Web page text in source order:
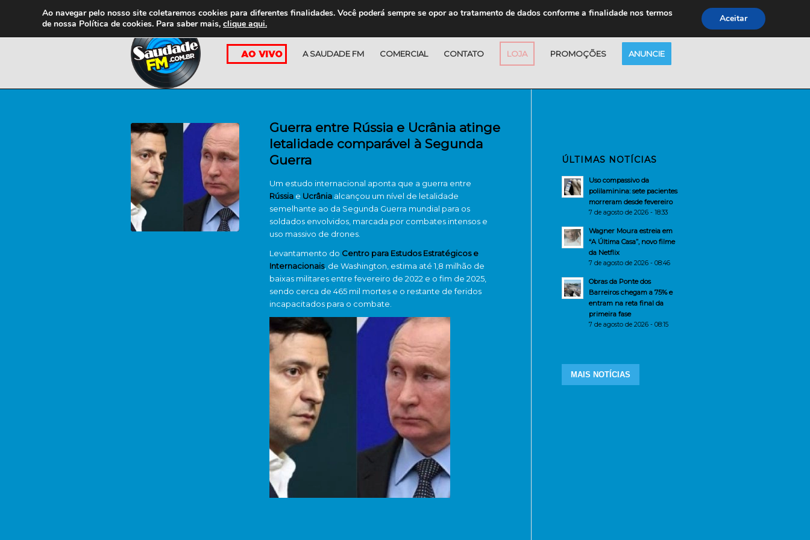
A SAUDADE FM COMERCIAL CONTATO LOJA PROMOÇÕES ANUNCIE
Guerra entre Rússia e Ucrânia atinge
letalidade comparável à Segunda
Guerra
Um estudo internacional aponta que a guerra entre
Rússia e Ucrânia alcançou um nível de letalidade
semelhante ao da Segunda Guerra mundial para os
soldados envolvidos, marcada por combates intensos e
uso massivo de drones.
Levantamento do Centro para Estudos Estratégicos e
Internacionais, de Washington, estima até 1,8 milhão de
baixas militares entre fevereiro de 2022 e o fim de 2025,
sendo cerca de 465 mil mortes e o restante de feridos
incapacitados para o combate.
ÚLTIMAS NOTÍCIAS
Uso compassivo da
polilaminina: sete pacientes
morreram desde fevereiro
7 de agosto de 2026 - 18:33
Wagner Moura estreia em
“A Última Casa”, novo filme
da Netflix
7 de agosto de 2026 - 08:46
Obras da Ponte dos
Barreiros chegam a 75% e
entram na reta final da
primeira fase
7 de agosto de 2026 - 08:15
MAIS NOTÍCIAS
Ao navegar pelo nosso site coletaremos cookies para diferentes finalidades. Você poderá sempre se opor ao tratamento de dados conforme a finalidade nos termos
de nossa Política de cookies. Para saber mais, clique aqui. Aceitar